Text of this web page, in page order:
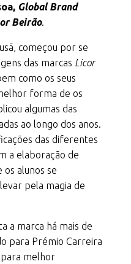
Global Brand
Beirão.
começou por se
das marcas Licor
como os seus
forma de os
algumas das
ao longo dos anos.
das diferentes
a elaboração de
os alunos se
pela magia de
a marca há mais de
para Prémio Carreira
para melhor